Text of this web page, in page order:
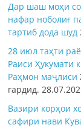
Дар шаш моҳи
нафар ноболиғ
тартиб дода шуд
28 июл таҳти
Раиси Ҳукумати
Раҳмон маҷлиси
гардид.
Вазири корҳои
сафири нави